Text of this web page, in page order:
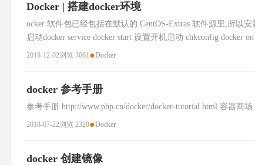
Docker | 搭建docker环境
ocker 软件包已经包括在默认的 CentOS-Extras 软件源里,所以
启动docker service docker start 设置开机启动 chkconfig docker
2018-12-02浏览 3061 ●Docker
docker 参考手册
参考手册 http://www.php.cn/docker/docker-tutorial.html 容器商
2018-07-22浏览 2320●Docker
docker 创建镜像